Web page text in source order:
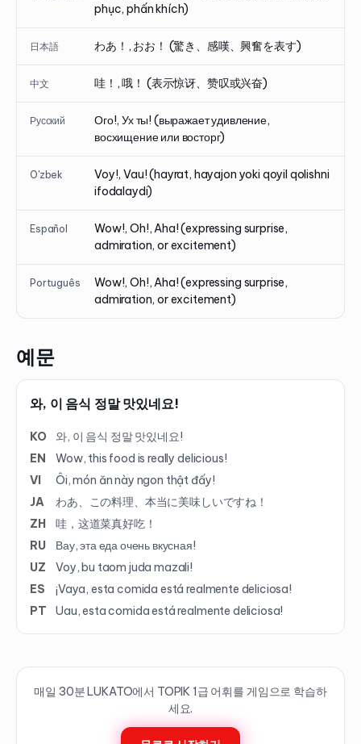
phục, phấn khích)
日本語 わあ！, おお！ (驚き、感嘆、興奮を表す)
中文 哇！, 哦！ (表示惊讶、赞叹或兴奋)
Русский
Ого!, Ух ты! (выражает удивление,
восхищение или восторг)
O'zbek
Voy!, Vau! (hayrat, hayajon yoki qoyil qolishni
ifodalaydi)
Español
Wow!, Oh!, Aha! (expressing surprise,
admiration, or excitement)
Português
Wow!, Oh!, Aha! (expressing surprise,
admiration, or excitement)
예문
와, 이 음식 정말 맛있네요!
KO
와, 이 음식 정말 맛있네요!
EN
Wow, this food is really delicious!
VI
Ôi, món ăn này ngon thật đấy!
JA
わあ、この料理、本当に美味しいですね！
ZH
哇，这道菜真好吃！
RU
Вау, эта еда очень вкусная!
UZ
Voy, bu taom juda mazali!
ES
¡Vaya, esta comida está realmente deliciosa!
PT
Uau, esta comida está realmente deliciosa!
매일 30분 LUKATO에서 TOPIK 1급 어휘를 게임으로 학습하
세요.